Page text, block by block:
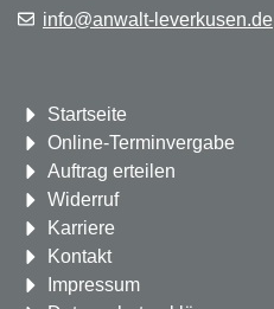
info@anwalt-leverkusen.de
Navigation
überspringen
Startseite
Online-Terminvergabe
Auftrag erteilen
Widerruf
Karriere
Kontakt
Impressum